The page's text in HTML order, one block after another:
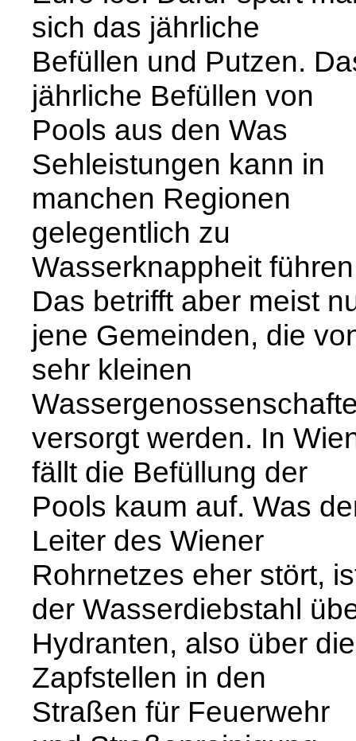
sich das jährliche
Befüllen und Putzen.
jährliche Befüllen von
Pools aus den Was
Sehleistungen kann in
manchen Regionen
gelegentlich zu
Wasserknappheit
Das betrifft aber meist
jene Gemeinden, die
sehr kleinen
versorgt werden. In
fällt die Befüllung der
Pools kaum auf. Was
Leiter des Wiener
Rohrnetzes eher stört,
der Wasserdiebstahl
Hydranten, also über die
Zapfstellen in den
Straßen für Feuerwehr